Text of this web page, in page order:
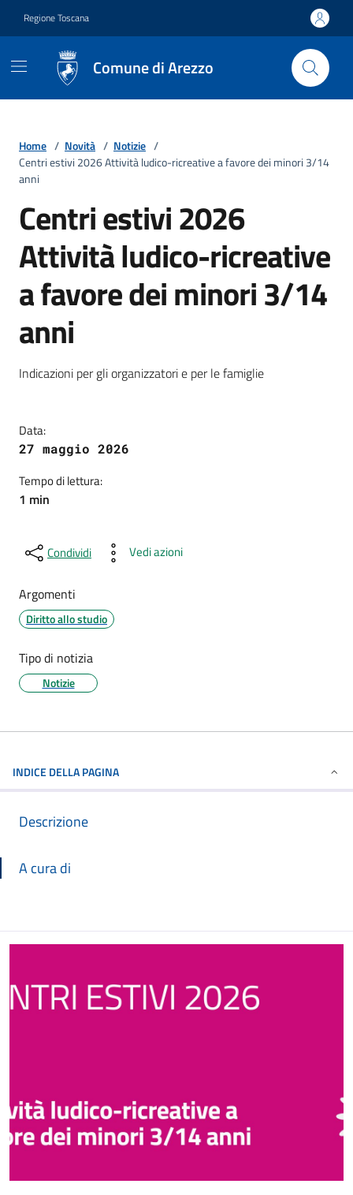
Regione Toscana
Comune di Arezzo
Home / Novità / Notizie /
Centri estivi 2026 Attività ludico-ricreative a favore dei minori 3/14
anni
Centri estivi 2026
Attività ludico-ricreative
a favore dei minori 3/14
anni
Dettagli della notizia
Indicazioni per gli organizzatori e per le famiglie
Data:
27 maggio 2026
Tempo di lettura:
1 min
Condividi Vedi azioni
Argomenti
Diritto allo studio
Tipo di notizia
Notizie
INDICE DELLA PAGINA
Descrizione
A cura di